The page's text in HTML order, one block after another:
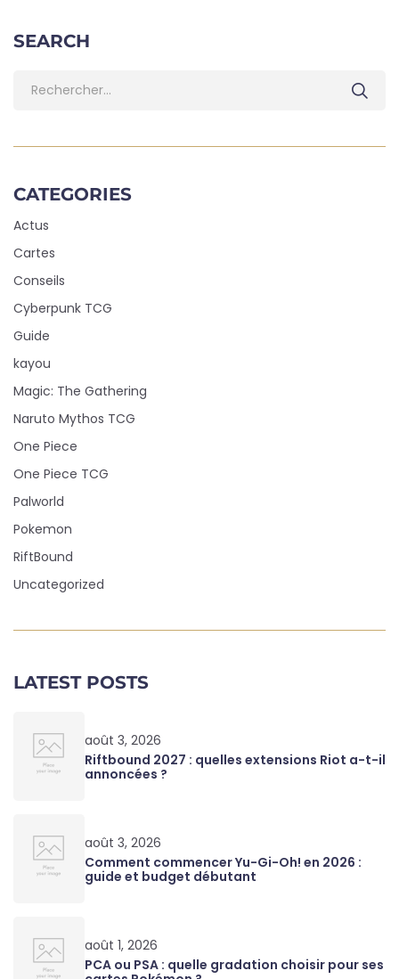
SEARCH
CATEGORIES
Actus
Cartes
Conseils
Cyberpunk TCG
Guide
kayou
Magic: The Gathering
Naruto Mythos TCG
One Piece
One Piece TCG
Palworld
Pokemon
RiftBound
Uncategorized
LATEST POSTS
août 3, 2026
Riftbound 2027 : quelles extensions Riot a-t-il
annoncées ?
août 3, 2026
Comment commencer Yu-Gi-Oh! en 2026 :
guide et budget débutant
août 1, 2026
PCA ou PSA : quelle gradation choisir pour ses